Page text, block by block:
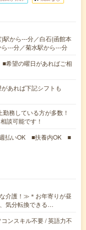
駅から---分／白石(函館本
---分／菊水駅から---分
希望の曜日があればご相
あれば下記シフトも
勤務している方が多数！
談可能です！
払いOK ■扶養内OK ■
介護！≫＊お年寄りが昼
気分転換できる…
ンスキル不要 / 英語力不